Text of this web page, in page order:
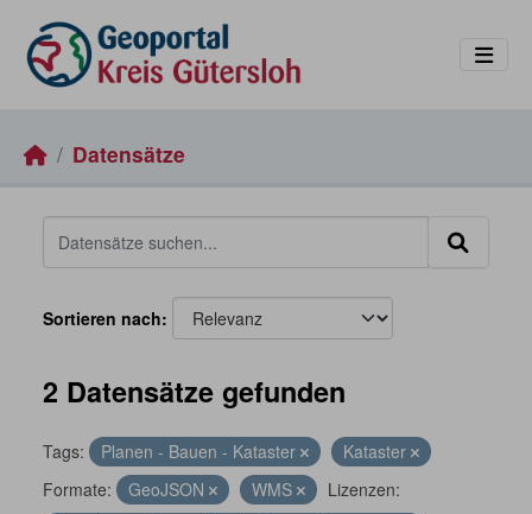
Datensätze
Sortieren nach
2 Datensätze gefunden
Tags: Planen - Bauen - Kataster
Kataster
Formate:
GeoJSON WMS
Lizenzen: